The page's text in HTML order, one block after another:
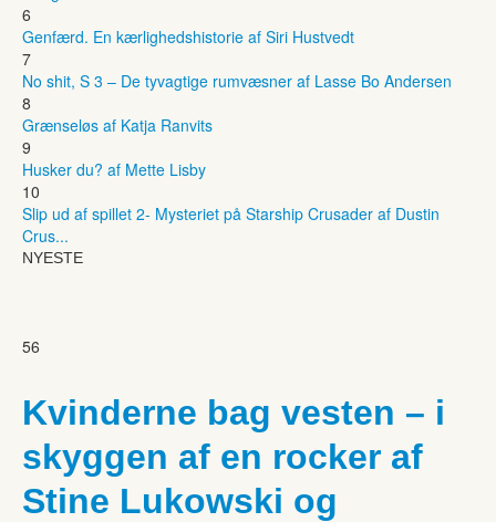
6
Genfærd. En kærlighedshistorie af Siri Hustvedt
7
No shit, S 3 – De tyvagtige rumvæsner af Lasse Bo Andersen
8
Grænseløs af Katja Ranvits
9
Husker du? af Mette Lisby
10
Slip ud af spillet 2- Mysteriet på Starship Crusader af Dustin
Crus...
NYESTE
56
Kvinderne bag vesten – i
skyggen af en rocker af
Stine Lukowski og